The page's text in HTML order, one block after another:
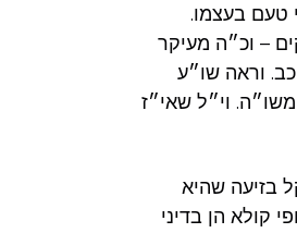
טעם בעצמו.
– וכ״ה מעיקר
וראה שו״ע
וי״ל שאי״ז
בזיעה שהיא
קולא הן בדיני